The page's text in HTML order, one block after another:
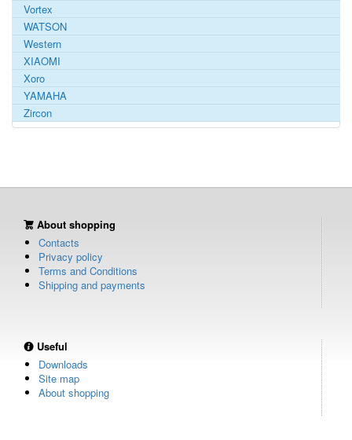
Vortex
WATSON
Western
XIAOMI
Xoro
YAMAHA
Zircon
About shopping
Contacts
Privacy policy
Terms and Conditions
Shipping and payments
Useful
Downloads
Site map
About shopping